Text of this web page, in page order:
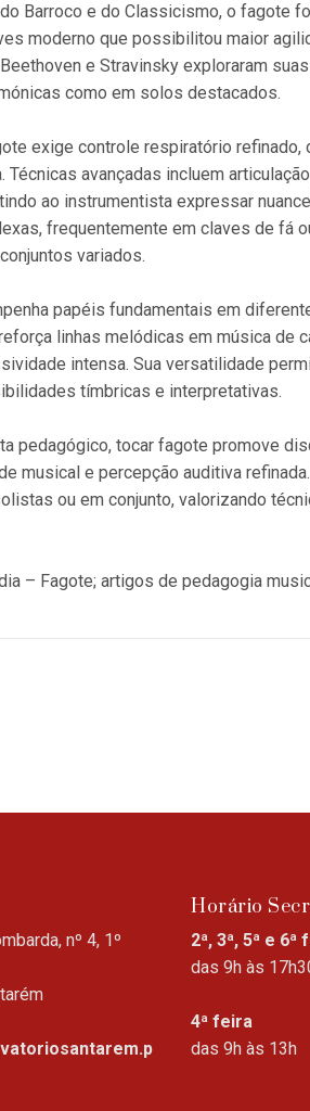
Barroco e do Classicismo, o fagote
moderno que possibilitou maior
e Stravinsky exploraram
como em solos destacados.
exige controle respiratório refinado,
Técnicas avançadas incluem
ao instrumentista expressar
frequentemente em claves de fá
variados.
papéis fundamentais em
linhas melódicas em música de
intensa. Sua versatilidade
tímbricas e interpretativas.
pedagógico, tocar fagote promove
musical e percepção auditiva
ou em conjunto, valorizando
– Fagote; artigos de pedagogia
nº 4, 1º
Horário
2ª, 3ª, 5ª e 6ª
das 9h às
4ª feira
das 9h às 13h